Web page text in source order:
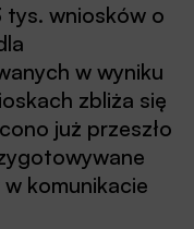
tys. wniosków o
w wyniku
zbliża się
już przeszło
komunikacie